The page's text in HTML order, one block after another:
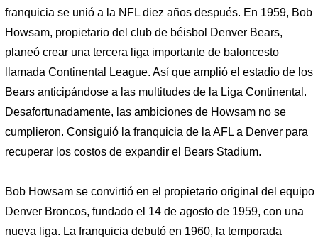
franquicia se unió a la NFL diez años después. En 1959, Bob
Howsam, propietario del club de béisbol Denver Bears,
planeó crear una tercera liga importante de baloncesto
llamada Continental League. Así que amplió el estadio de los
Bears anticipándose a las multitudes de la Liga Continental.
Desafortunadamente, las ambiciones de Howsam no se
cumplieron. Consiguió la franquicia de la AFL a Denver para
recuperar los costos de expandir el Bears Stadium.
Bob Howsam se convirtió en el propietario original del equipo
Denver Broncos, fundado el 14 de agosto de 1959, con una
nueva liga. La franquicia debutó en 1960, la temporada